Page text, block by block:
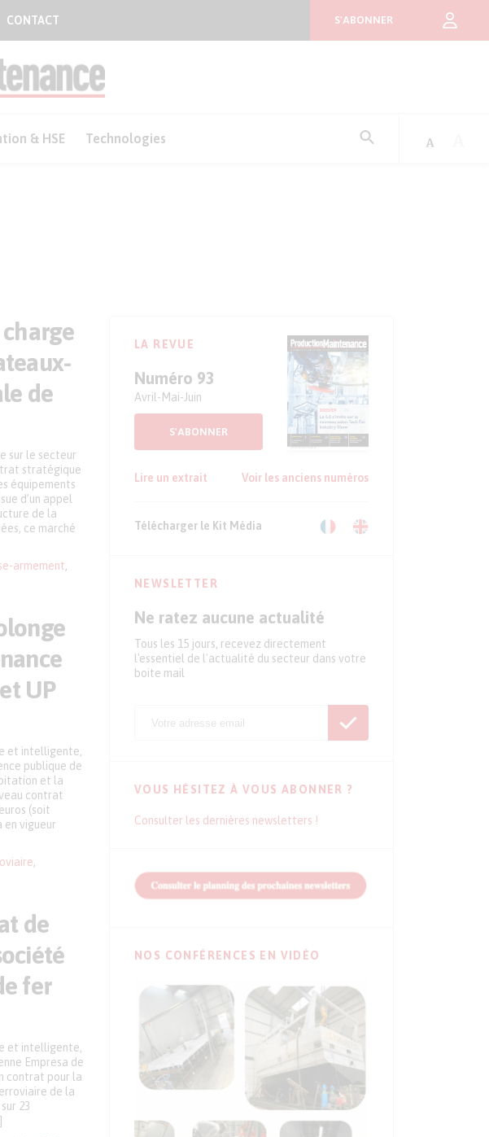
CONTACT S'ABONNER
& HSE Technologies
de
armement
sur le secteur
stratégique
équipements
d’un appel
de la
ce marché
UP
et intelligente,
publique de
et la
contrat
(soit
en vigueur
de
fer
et intelligente,
Empresa de
contrat pour la
de la
23
LA REVUE
Numéro 93
Avril-Mai-Juin
S'ABONNER
Lire un extrait Voir les anciens numéros
Télécharger le Kit Média
NEWSLETTER
Ne ratez aucune actualité
Tous les 15 jours, recevez directement
l'essentiel de l'actualité du secteur dans votre
boite mail
VOUS HÉSITEZ À VOUS ABONNER ?
Consulter les dernières newsletters !
NOS CONFÉRENCES EN VIDÉO